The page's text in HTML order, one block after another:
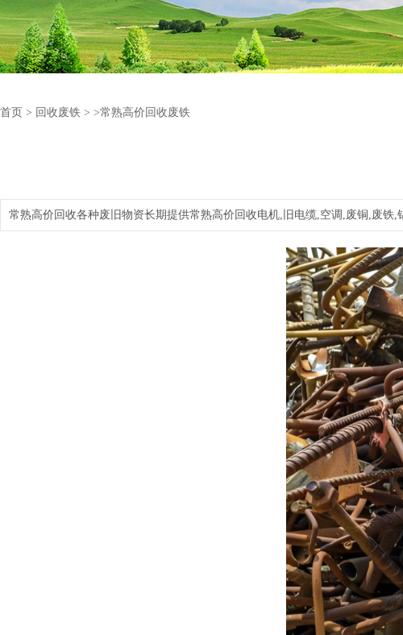
首页 > 回收废铁 > >常熟高价回收废铁
常熟高价回收各种废旧物资长期提供常熟高价回收电机,旧电缆,空调,废铜,废